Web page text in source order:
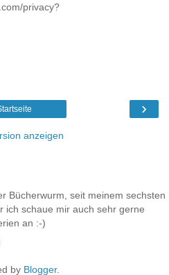
privacy?
›
anzeigen
Bücherwurm, seit meinem sechsten
ich schaue mir auch sehr gerne
an :-)
by Blogger.